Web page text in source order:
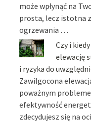
może wpłynąć na
prosta, lecz istotna
ogrzewania …
Czy i
elewację
i ryzyka do
Zawilgocona
poważnym
efektywność
zdecydujesz się na